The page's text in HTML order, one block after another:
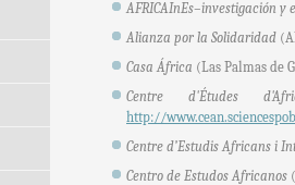
AFRICAInEs–investigación
Alianza por la Solidaridad
Casa África (Las Palmas de
Centre d'Études
http://
Centre d’Estudis Africans i
Centro de Estudos Africanos